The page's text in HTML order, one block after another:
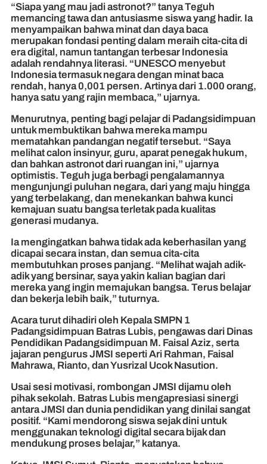
“Siapa yang mau jadi astronot?” tanya Teguh
memancing tawa dan antusiasme siswa yang hadir. Ia
menyampaikan bahwa minat dan daya baca
merupakan fondasi penting dalam meraih cita-cita di
era digital, namun tantangan terbesar Indonesia
adalah rendahnya literasi. “UNESCO menyebut
Indonesia termasuk negara dengan minat baca
rendah, hanya 0,001 persen. Artinya dari 1.000 orang,
hanya satu yang rajin membaca,” ujarnya.
Menurutnya, penting bagi pelajar di Padangsidimpuan
untuk membuktikan bahwa mereka mampu
mematahkan pandangan negatif tersebut. “Saya
melihat calon insinyur, guru, aparat penegak hukum,
dan bahkan astronot dari ruangan ini,” ujarnya
optimistis. Teguh juga berbagi pengalamannya
mengunjungi puluhan negara, dari yang maju hingga
yang terbelakang, dan menekankan bahwa kunci
kemajuan suatu bangsa terletak pada kualitas
generasi mudanya.
Ia mengingatkan bahwa tidak ada keberhasilan yang
dicapai secara instan, dan semua cita-cita
membutuhkan proses panjang. “Melihat wajah adik-
adik yang bersinar, saya yakin kalian bagian dari
mereka yang ingin memajukan bangsa. Terus belajar
dan bekerja lebih baik,” tuturnya.
Acara turut dihadiri oleh Kepala SMPN 1
Padangsidimpuan Batras Lubis, pengawas dari Dinas
Pendidikan Padangsidimpuan M. Faisal Aziz, serta
jajaran pengurus JMSI seperti Ari Rahman, Faisal
Mahrawa, Rianto, dan Yusrizal Ucok Nasution.
Usai sesi motivasi, rombongan JMSI dijamu oleh
pihak sekolah. Batras Lubis mengapresiasi sinergi
antara JMSI dan dunia pendidikan yang dinilai sangat
positif. “Kami mendorong siswa sejak dini untuk
menggunakan teknologi digital secara bijak dan
mendukung proses belajar,” katanya.